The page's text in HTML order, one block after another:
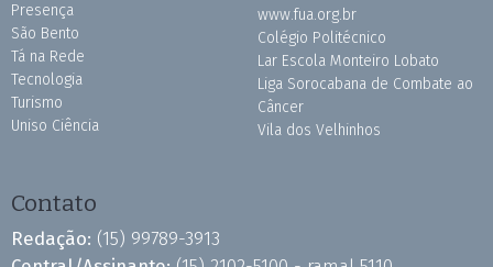
Presença
São Bento
Tá na Rede
Tecnologia
Turismo
Uniso Ciência
www.fua.org.br
Colégio Politécnico
Lar Escola Monteiro Lobato
Liga Sorocabana de Combate ao
Câncer
Vila dos Velhinhos
Contato
Redação: (15) 99789-3913